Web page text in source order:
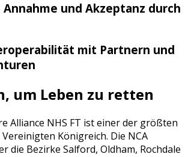
und Akzeptanz durch
mit Partnern und
um Leben zu retten
Alliance NHS FT ist einer der größten
Königreich. Die NCA
die Bezirke Salford, Oldham, Rochdale